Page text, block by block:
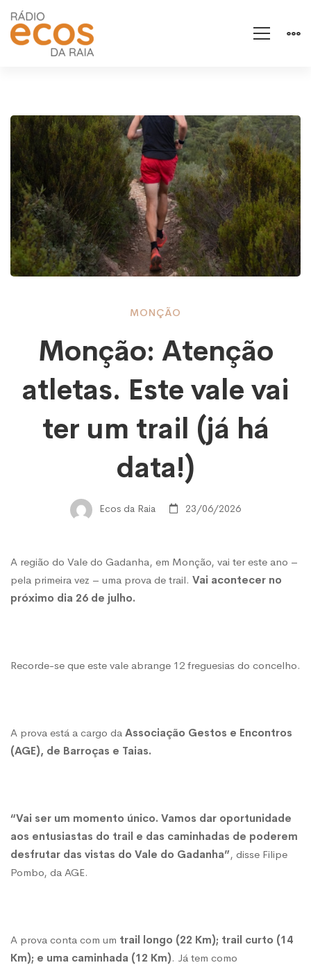
Monção:
Atenção
atletas.
vale
vai
ter
um
(já
data!)
MONÇÃO
Monção: Atenção
atletas. Este vale vai
ter um trail (já há
data!)
Ecos da Raia 23/06/2026
A região do Vale do Gadanha, em Monção, vai ter este ano –
pela primeira vez – uma prova de trail. Vai acontecer no
próximo dia 26 de julho.
Recorde-se que este vale abrange 12 freguesias do concelho.
A prova está a cargo da Associação Gestos e Encontros
(AGE), de Barroças e Taias.
“Vai ser um momento único. Vamos dar oportunidade
aos entusiastas do trail e das caminhadas de poderem
desfrutar das vistas do Vale do Gadanha”, disse Filipe
Pombo, da AGE.
A prova conta com um trail longo (22 Km); trail curto (14
Km); e uma caminhada (12 Km). Já tem como